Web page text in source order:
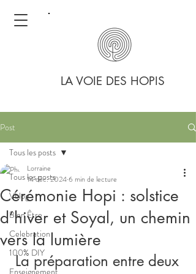
LA VOIE DES HOPIS
Post
Tous les posts
Vblog
Bien Être
Celebration
100% DIY
Enseignement
Tous les posts
Cérémonie Hopi : solstice
d’hiver et Soyal, un chemin
vers la lumière
Lorraine
14 déc. 20246 min de lecture
La préparation entre deux